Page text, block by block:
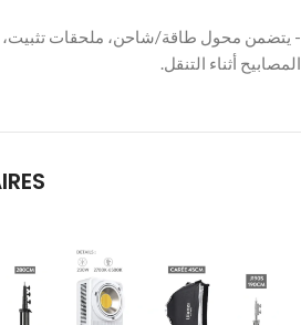
‫- يتضمن محول طاقة/شاحن، ملحقات تثبيت،